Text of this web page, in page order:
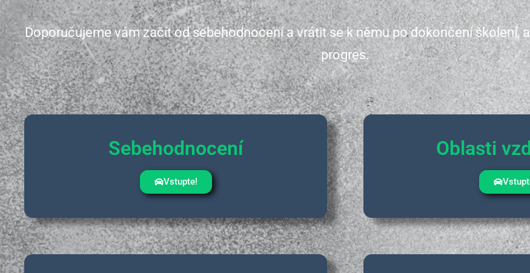
Doporučujeme vám začít od sebehodnocení a vrátit se k němu po dokončení školení,
progres.
Sebehodnocení
Vstupte!
Oblasti